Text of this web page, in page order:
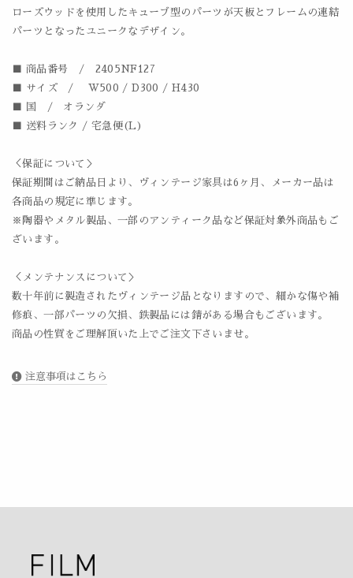
ローズウッドを使用したキューブ型のパーツが天板とフレームの連結
パーツとなったユニークなデザイン。
■ 商品番号 / 2405NF127
■ サイズ / W500 / D300 / H430
■ 国 / オランダ
■ 送料ランク / 宅急便(L)
＜保証について＞
保証期間はご納品日より、ヴィンテージ家具は6ヶ月、メーカー品は
各商品の規定に準じます。
※陶器やメタル製品、一部のアンティーク品など保証対象外商品もご
ざいます。
＜メンテナンスについて＞
数十年前に製造されたヴィンテージ品となりますので、細かな傷や補
修痕、一部パーツの欠損、鉄製品には錆がある場合もございます。
商品の性質をご理解頂いた上でご注文下さいませ。
注意事項はこちら